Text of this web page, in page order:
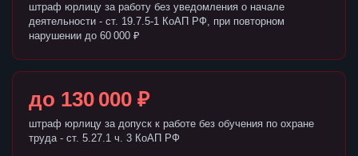
штраф юрлицу за работу без уведомления о начале
деятельности - ст. 19.7.5-1 КоАП РФ, при повторном
нарушении до 60 000 ₽
до 130 000 ₽
штраф юрлицу за допуск к работе без обучения по охране
труда - ст. 5.27.1 ч. 3 КоАП РФ